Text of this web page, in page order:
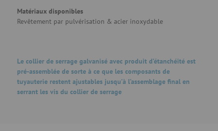
Matériaux disponibles
Revêtement par pulvérisation & acier inoxydable
Le collier de serrage galvanisé avec produit d’étanchéité est
pré-assemblée de sorte à ce que les composants de
tuyauterie restent ajustables jusqu’à l’assemblage final en
serrant les vis du collier de serrage